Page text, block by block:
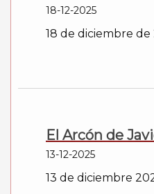
18-12-2025
18 de diciembre de
El Arcón de
13-12-2025
13 de diciembre